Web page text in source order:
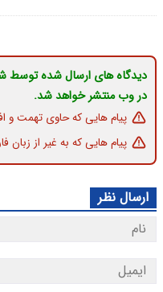
دیدگاه های ارسال شده توسط
در وب منتشر خواهد شد.
پیام هایی که حاوی تهمت و
پیام هایی که به غیر از
ارسال نظر